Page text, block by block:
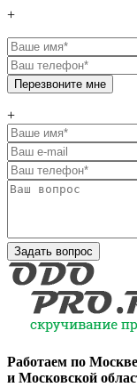
+
+
Работаем по Москве
и Московской